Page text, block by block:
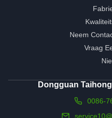
Neem
Vraag
Dongguan
0086-